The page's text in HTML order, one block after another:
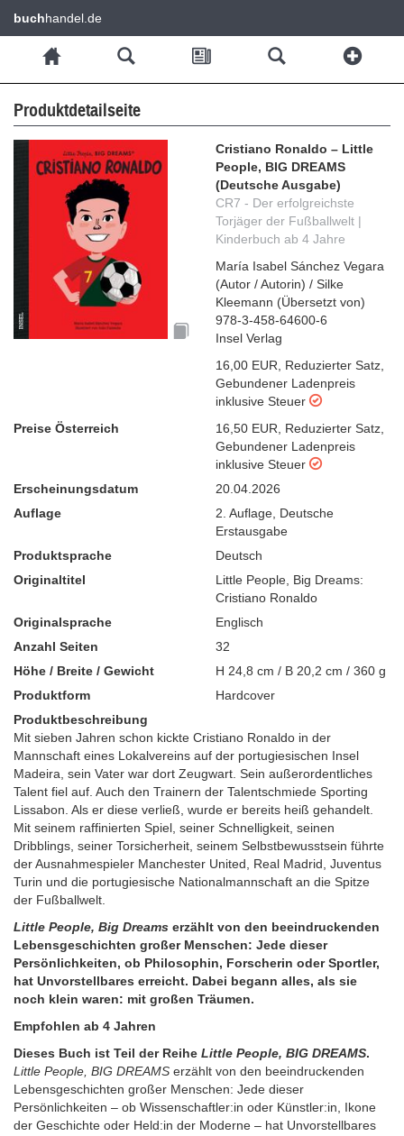
buchhandel.de
Produktdetailseite
Cristiano Ronaldo – Little
People, BIG DREAMS
(Deutsche Ausgabe)
CR7 - Der erfolgreichste
Torjäger der Fußballwelt |
Kinderbuch ab 4 Jahre
María Isabel Sánchez Vegara
(Autor / Autorin) / Silke
Kleemann (Übersetzt von)
978-3-458-64600-6
Insel Verlag
16,00 EUR
Reduzierter Satz
Gebundener Ladenpreis
inklusive Steuer
Preise Österreich
16,50 EUR Reduzierter Satz
Gebundener Ladenpreis
inklusive Steuer
Erscheinungsdatum
20.04.2026
Auflage
2. Auflage Deutsche
Erstausgabe
Produktsprache
Deutsch
Originaltitel
Little People, Big Dreams:
Cristiano Ronaldo
Originalsprache
Englisch
Anzahl Seiten
32
Höhe / Breite / Gewicht
H 24,8 cm / B 20,2 cm / 360 g
Produktform
Hardcover
Produktbeschreibung
Mit sieben Jahren schon kickte Cristiano Ronaldo in der
Mannschaft eines Lokalvereins auf der portugiesischen Insel
Madeira, sein Vater war dort Zeugwart. Sein außerordentliches
Talent fiel auf. Auch den Trainern der Talentschmiede Sporting
Lissabon. Als er diese verließ, wurde er bereits heiß gehandelt.
Mit seinem raffinierten Spiel, seiner Schnelligkeit, seinen
Dribblings, seiner Torsicherheit, seinem Selbstbewusstsein führte
der Ausnahmespieler Manchester United, Real Madrid, Juventus
Turin und die portugiesische Nationalmannschaft an die Spitze
der Fußballwelt.
Little People, Big Dreams erzählt von den beeindruckenden
Lebensgeschichten großer Menschen: Jede dieser
Persönlichkeiten, ob Philosophin, Forscherin oder Sportler,
hat Unvorstellbares erreicht. Dabei begann alles, als sie
noch klein waren: mit großen Träumen.
Empfohlen ab 4 Jahren
Dieses Buch ist Teil der Reihe Little People, BIG DREAMS.
Little People, BIG DREAMS erzählt von den beeindruckenden
Lebensgeschichten großer Menschen: Jede dieser
Persönlichkeiten – ob Wissenschaftler:in oder Künstler:in, Ikone
der Geschichte oder Held:in der Moderne – hat Unvorstellbares